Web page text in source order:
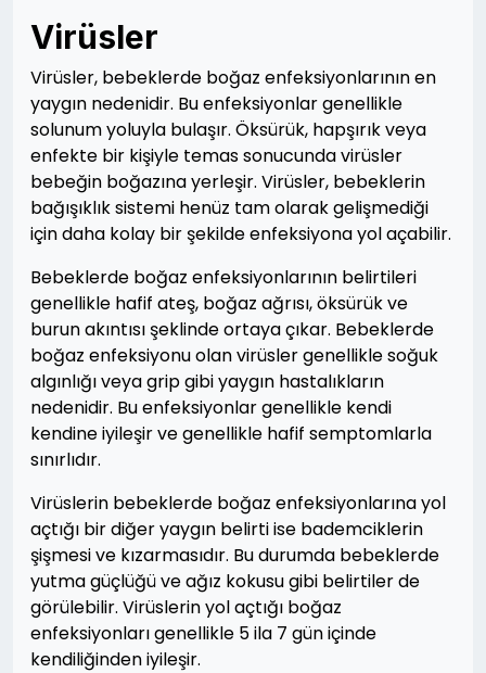
Virüsler
Virüsler, bebeklerde boğaz enfeksiyonlarının en
yaygın nedenidir. Bu enfeksiyonlar genellikle
solunum yoluyla bulaşır. Öksürük, hapşırık veya
enfekte bir kişiyle temas sonucunda virüsler
bebeğin boğazına yerleşir. Virüsler, bebeklerin
bağışıklık sistemi henüz tam olarak gelişmediği
için daha kolay bir şekilde enfeksiyona yol açabilir.
Bebeklerde boğaz enfeksiyonlarının belirtileri
genellikle hafif ateş, boğaz ağrısı, öksürük ve
burun akıntısı şeklinde ortaya çıkar. Bebeklerde
boğaz enfeksiyonu olan virüsler genellikle soğuk
algınlığı veya grip gibi yaygın hastalıkların
nedenidir. Bu enfeksiyonlar genellikle kendi
kendine iyileşir ve genellikle hafif semptomlarla
sınırlıdır.
Virüslerin bebeklerde boğaz enfeksiyonlarına yol
açtığı bir diğer yaygın belirti ise bademciklerin
şişmesi ve kızarmasıdır. Bu durumda bebeklerde
yutma güçlüğü ve ağız kokusu gibi belirtiler de
görülebilir. Virüslerin yol açtığı boğaz
enfeksiyonları genellikle 5 ila 7 gün içinde
kendiliğinden iyileşir.